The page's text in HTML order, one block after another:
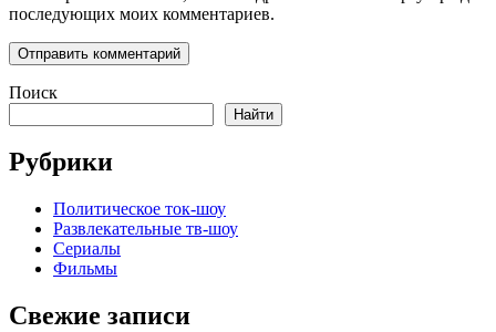
последующих моих комментариев.
Поиск
Найти
Рубрики
Политическое ток-шоу
Развлекательные тв-шоу
Сериалы
Фильмы
Свежие записи